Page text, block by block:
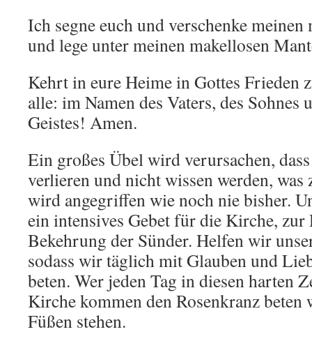
Ich segne euch und verschenke
und lege unter meinen makellosen
Kehrt in eure Heime in Gottes Frieden
alle: im Namen des Vaters, des Sohnes
Geistes! Amen.
Ein großes Übel wird verursachen,
verlieren und nicht wissen werden,
wird angegriffen wie noch nie bisher.
ein intensives Gebet für die Kirche, zur
Bekehrung der Sünder. Helfen wir
sodass wir täglich mit Glauben und
beten. Wer jeden Tag in diesen harten
Kirche kommen den Rosenkranz
Füßen stehen.